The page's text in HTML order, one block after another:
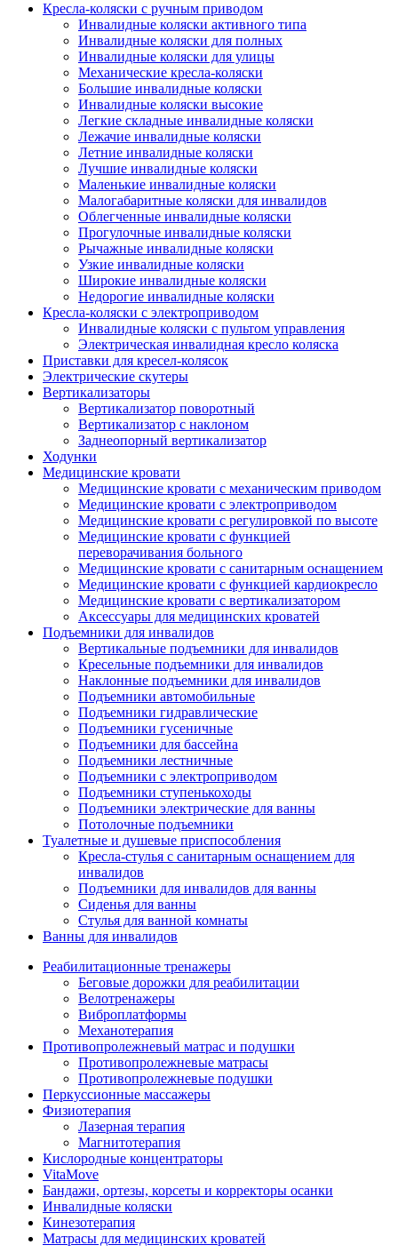
Кресла-коляски с ручным приводом
Инвалидные коляски активного типа
Инвалидные коляски для полных
Инвалидные коляски для улицы
Механические кресла-коляски
Большие инвалидные коляски
Инвалидные коляски высокие
Легкие складные инвалидные коляски
Лежачие инвалидные коляски
Летние инвалидные коляски
Лучшие инвалидные коляски
Маленькие инвалидные коляски
Малогабаритные коляски для инвалидов
Облегченные инвалидные коляски
Прогулочные инвалидные коляски
Рычажные инвалидные коляски
Узкие инвалидные коляски
Широкие инвалидные коляски
Недорогие инвалидные коляски
Кресла-коляски с электроприводом
Инвалидные коляски с пультом управления
Электрическая инвалидная кресло коляска
Приставки для кресел-колясок
Электрические скутеры
Вертикализаторы
Вертикализатор поворотный
Вертикализатор с наклоном
Заднеопорный вертикализатор
Ходунки
Медицинские кровати
Медицинские кровати с механическим приводом
Медицинские кровати с электроприводом
Медицинские кровати с регулировкой по высоте
Медицинские кровати с функцией
переворачивания больного
Медицинские кровати с санитарным оснащением
Медицинские кровати с функцией кардиокресло
Медицинские кровати с вертикализатором
Аксессуары для медицинских кроватей
Подъемники для инвалидов
Вертикальные подъемники для инвалидов
Кресельные подъемники для инвалидов
Наклонные подъемники для инвалидов
Подъемники автомобильные
Подъемники гидравлические
Подъемники гусеничные
Подъемники для бассейна
Подъемники лестничные
Подъемники с электроприводом
Подъемники ступенькоходы
Подъемники электрические для ванны
Потолочные подъемники
Туалетные и душевые приспособления
Кресла-стулья с санитарным оснащением для
инвалидов
Подъемники для инвалидов для ванны
Сиденья для ванны
Стулья для ванной комнаты
Ванны для инвалидов
Реабилитационные тренажеры
Беговые дорожки для реабилитации
Велотренажеры
Виброплатформы
Механотерапия
Противопролежневый матрас и подушки
Противопролежневые матрасы
Противопролежневые подушки
Перкуссионные массажеры
Физиотерапия
Лазерная терапия
Магнитотерапия
Кислородные концентраторы
VitaMove
Бандажи, ортезы, корсеты и корректоры осанки
Инвалидные коляски
Кинезотерапия
Матрасы для медицинских кроватей